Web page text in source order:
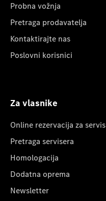
Probna vožnja
Pretraga prodavatelja
Kontaktirajte nas
Poslovni korisnici
Za vlasnike
Online rezervacija za servis
Pretraga servisera
Homologacija
Dodatna oprema
Newsletter